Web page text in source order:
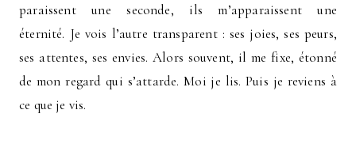
paraissent une seconde, ils m’apparaissent une
éternité. Je vois l’autre transparent : ses joies, ses peurs,
ses attentes, ses envies. Alors souvent, il me fixe, étonné
de mon regard qui s’attarde. Moi je lis. Puis je reviens à
ce que je vis.